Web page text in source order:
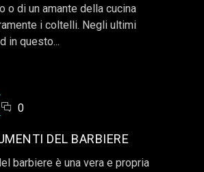
o di un amante della cucina
i coltelli. Negli ultimi
in questo...
0
DEL BARBIERE
barbiere è una vera e propria